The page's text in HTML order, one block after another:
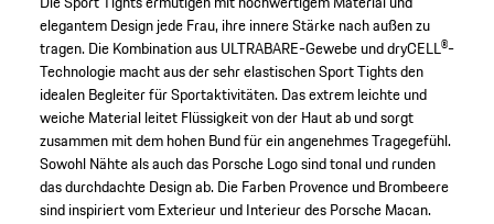
elegantem Design jede Frau, ihre innere Stärke nach außen zu
tragen. Die Kombination aus ULTRABARE-Gewebe und dryCELL®-
Technologie macht aus der sehr elastischen Sport Tights den
idealen Begleiter für Sportaktivitäten. Das extrem leichte und
weiche Material leitet Flüssigkeit von der Haut ab und sorgt
zusammen mit dem hohen Bund für ein angenehmes Tragegefühl.
Sowohl Nähte als auch das Porsche Logo sind tonal und runden
das durchdachte Design ab. Die Farben Provence und Brombeere
sind inspiriert vom Exterieur und Interieur des Porsche Macan.